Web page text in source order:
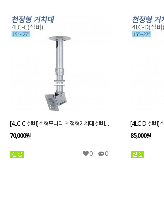
[4LC-C-실버]소형모니터 천정형거치대 실버_15~27인치/봉높이 1250~1450mm
70,000원
0 0
85,000원